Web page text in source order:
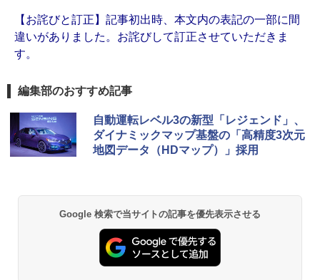
【お詫びと訂正】記事初出時、本文内の表記の一部に間
違いがありました。お詫びして訂正させていただきま
す。
編集部のおすすめ記事
自動運転レベル3の新型「レジェンド」、
ダイナミックマップ基盤の「高精度3次元
地図データ（HDマップ）」採用
Google 検索で当サイトの記事を優先表示させる